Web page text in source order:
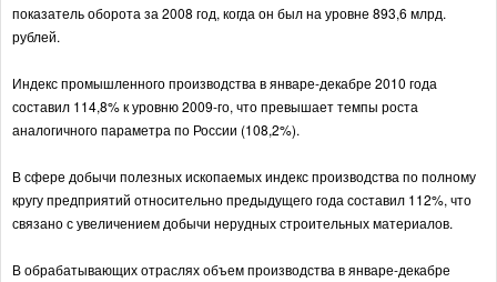
показатель оборота за 2008 год, когда он был на уровне 893,6 млрд.
рублей.
Индекс промышленного производства в январе-декабре 2010 года
составил 114,8% к уровню 2009-го, что превышает темпы роста
аналогичного параметра по России (108,2%).
В сфере добычи полезных ископаемых индекс производства по полному
кругу предприятий относительно предыдущего года составил 112%, что
связано с увеличением добычи нерудных строительных материалов.
В обрабатывающих отраслях объем производства в январе-декабре